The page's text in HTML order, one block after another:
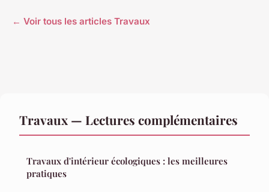
← Voir tous les articles Travaux
Travaux — Lectures complémentaires
Travaux d'intérieur écologiques : les meilleures
pratiques